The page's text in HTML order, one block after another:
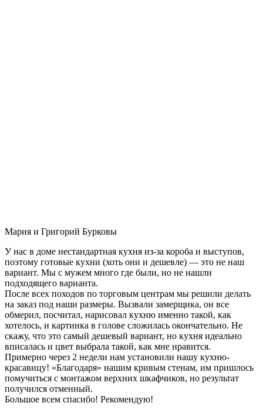
Мария и Григорий Бурковы
У нас в доме нестандартная кухня из-за короба и выступов,
поэтому готовые кухни (хоть они и дешевле) — это не наш
вариант. Мы с мужем много где были, но не нашли
подходящего варианта.
После всех походов по торговым центрам мы решили делать
на заказ под наши размеры. Вызвали замерщика, он все
обмерил, посчитал, нарисовал кухню именно такой, как
хотелось, и картинка в голове сложилась окончательно. Не
скажу, что это самый дешевый вариант, но кухня идеально
вписалась и цвет выбрала такой, как мне нравится.
Примерно через 2 недели нам установили нашу кухню-
красавицу! «Благодаря» нашим кривым стенам, им пришлось
помучиться с монтажом верхних шкафчиков, но результат
получился отменный.
Большое всем спасибо! Рекомендую!